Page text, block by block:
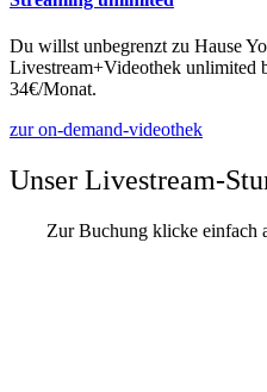
Du willst unbegrenzt zu Hause
Livestream+Videothek unlimited
34€/Monat.
zur on-demand-videothek
Unser Livestream-
Zur Buchung klicke einfach